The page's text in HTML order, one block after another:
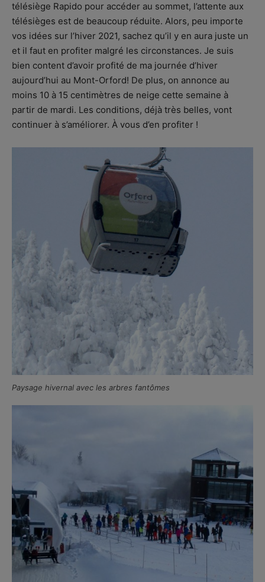
télésiège Rapido pour accéder au sommet, l’attente aux
télésièges est de beaucoup réduite. Alors, peu importe
vos idées sur l’hiver 2021, sachez qu’il y en aura juste un
et il faut en profiter malgré les circonstances. Je suis
bien content d’avoir profité de ma journée d’hiver
aujourd’hui au Mont-Orford! De plus, on annonce au
moins 10 à 15 centimètres de neige cette semaine à
partir de mardi. Les conditions, déjà très belles, vont
continuer à s’améliorer. À vous d’en profiter !
Paysage hivernal avec les arbres fantômes